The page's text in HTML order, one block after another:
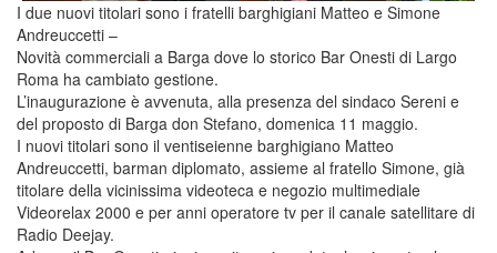
I due nuovi titolari sono i fratelli barghigiani Matteo e Simone
Andreuccetti –
Novità commerciali a Barga dove lo storico Bar Onesti di Largo
Roma ha cambiato gestione.
L’inaugurazione è avvenuta, alla presenza del sindaco Sereni e
del proposto di Barga don Stefano, domenica 11 maggio.
I nuovi titolari sono il ventiseienne barghigiano Matteo
Andreuccetti, barman diplomato, assieme al fratello Simone, già
titolare della vicinissima videoteca e negozio multimediale
Videorelax 2000 e per anni operatore tv per il canale satellitare di
Radio Deejay.